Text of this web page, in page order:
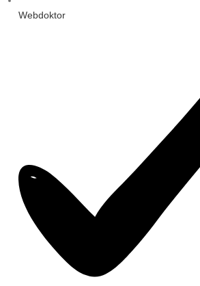
Webdoktor